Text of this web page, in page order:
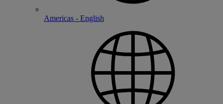
Americas - English